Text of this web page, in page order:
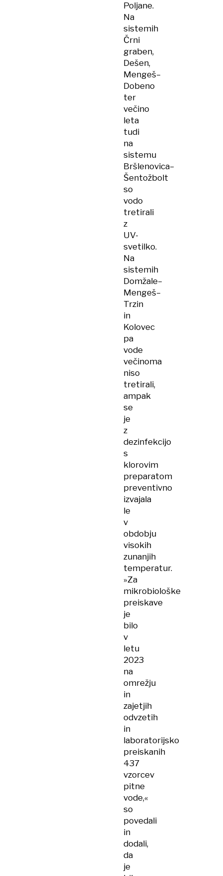
Poljane.
Na
sistemih
Črni
graben,
Dešen,
Mengeš–
Dobeno
ter
večino
leta
tudi
na
sistemu
Bršlenovica–
Šentožbolt
so
vodo
tretirali
z
UV-
svetilko.
Na
sistemih
Domžale–
Mengeš–
Trzin
in
Kolovec
pa
vode
večinoma
niso
tretirali,
ampak
se
je
z
dezinfekcijo
s
klorovim
preparatom
preventivno
izvajala
le
v
obdobju
visokih
zunanjih
temperatur.
»Za
mikrobiološke
preiskave
je
bilo
v
letu
2023
na
omrežju
in
zajetjih
odvzetih
in
laboratorijsko
preiskanih
437
vzorcev
pitne
vode,«
so
povedali
in
dodali,
da
je